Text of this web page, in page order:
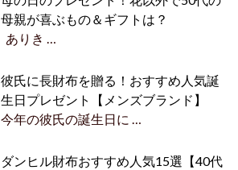
母親が喜ぶもの＆ギフトは？
ありき …
彼氏に長財布を贈る！おすすめ人気誕
生日プレゼント【メンズブランド】
今年の彼氏の誕生日に …
ダンヒル財布おすすめ人気15選【40代